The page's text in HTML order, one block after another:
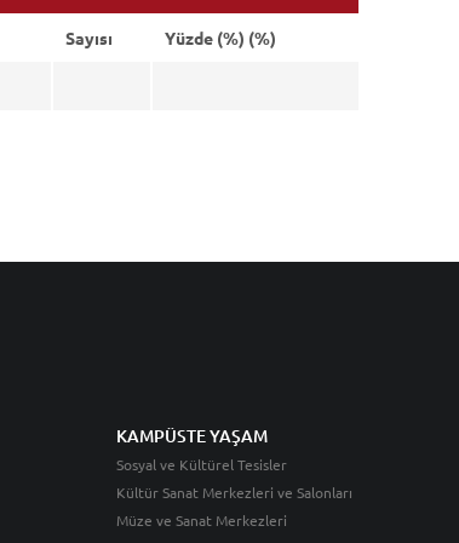
Sayısı Yüzde (%) (%)
KAMPÜSTE YAŞAM
Sosyal ve Kültürel Tesisler
Kültür Sanat Merkezleri ve Salonları
Müze ve Sanat Merkezleri